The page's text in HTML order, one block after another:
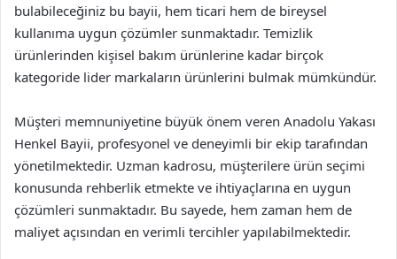
bulabileceğiniz bu bayii, hem ticari hem de bireysel
kullanıma uygun çözümler sunmaktadır. Temizlik
ürünlerinden kişisel bakım ürünlerine kadar birçok
kategoride lider markaların ürünlerini bulmak mümkündür.
Müşteri memnuniyetine büyük önem veren Anadolu Yakası
Henkel Bayii, profesyonel ve deneyimli bir ekip tarafından
yönetilmektedir. Uzman kadrosu, müşterilere ürün seçimi
konusunda rehberlik etmekte ve ihtiyaçlarına en uygun
çözümleri sunmaktadır. Bu sayede, hem zaman hem de
maliyet açısından en verimli tercihler yapılabilmektedir.